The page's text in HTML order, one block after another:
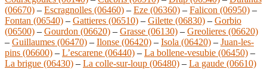
(06670) – Escragnolles (06460) – Eze (06360) – Falicon (06950) –
Fontan (06540) – Gattieres (06510) – Gilette (06830) – Gorbio
(06500) – Gourdon (06620) – Grasse (06130) – Greolieres (06620)
– Guillaumes (06470) – Ilonse (06420) – Isola (06420) – Juan-les-
pins (06600) – L’escarene (06440) – La bollene-vesubie (06450) –
La brigue (06430) – La colle-sur-loup (06480) – La gaude (06610)